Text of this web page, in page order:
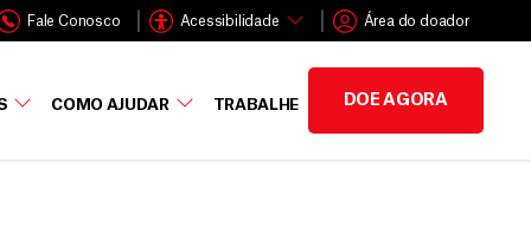
Fale Conosco Acessibilidade Área do doador
COMO AJUDAR TRABALHE DOE AGORA